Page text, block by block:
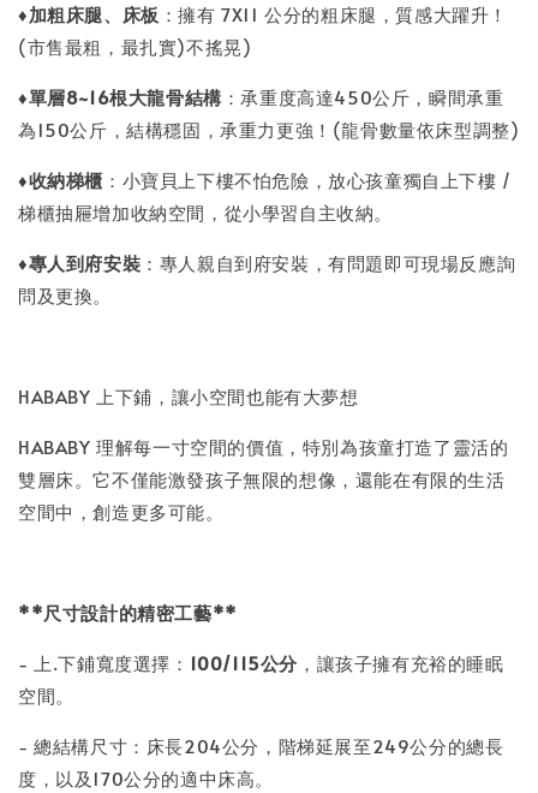
♦加粗床腿、床板 ：擁有 7X11 公分的粗床腿，質感大躍升！
(市售最粗，最扎實)不搖晃)
♦單層8~16根大龍骨結構 ：承重度高達450公斤，瞬間承重
為150公斤，結構穩固，承重力更強！(龍骨數量依床型調整)
♦收納梯櫃 ：小寶貝上下樓不怕危險，放心孩童獨自上下樓 /
梯櫃抽屜增加收納空間，從小學習自主收納。
♦專人到府安裝 ：專人親自到府安裝，有問題即可現場反應詢
問及更換。
HABABY 上下鋪，讓小空間也能有大夢想
HABABY 理解每一寸空間的價值，特別為孩童打造了靈活的
雙層床。它不僅能激發孩子無限的想像，還能在有限的生活
空間中，創造更多可能。
**尺寸設計的精密工藝**
- 上.下鋪寬度選擇： 100/115公分 ，讓孩子擁有充裕的睡眠
空間。
- 總結構尺寸：床長204公分，階梯延展至249公分的總長
度，以及170公分的適中床高。